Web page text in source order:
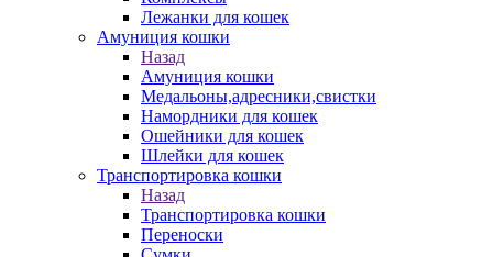
Лежанки для кошек
Амуниция кошки
Назад
Амуниция кошки
Медальоны,адресники,свистки
Намордники для кошек
Ошейники для кошек
Шлейки для кошек
Транспортировка кошки
Назад
Транспортировка кошки
Переноски